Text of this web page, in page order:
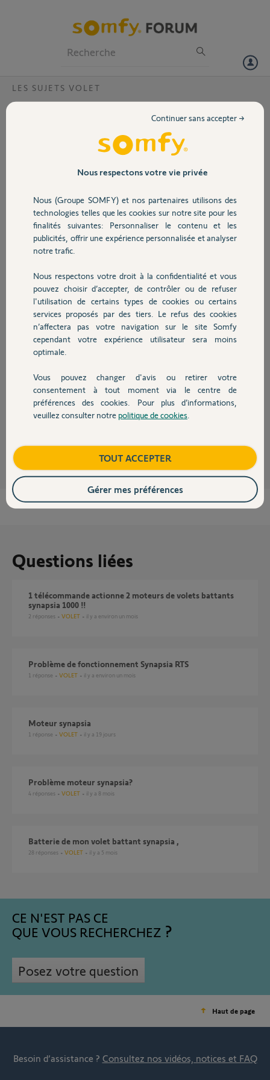
Volet
Sécurité
Domotique
Chauffage
Autres produits
Devis avec un pro
Contact
LES SUJETS VOLET
moteur synapsia ne s'arrete pas ?
J'ai un moteur de volet battant synapsia qui ne s'arrête plus lors que
Tout fonctionnait correctement depuis 6 mois et maintenant ce
françois
il y a plus de 8 ans
Participer au fil de discussion
Réponses
Bonsoir,
butée fermeture, et là que se passe t'il sur le battant droit et sur le gauche
Soyez très précis afin de pouvoir être aidé.
bonne soirée.
Questions liées
1 télécommande actionne 2 moteurs de volets battants
synapsia 1000 !!
2 réponses VOLET il y a environ un mois
Problème de fonctionnement Synapsia RTS
1 réponse VOLET il y a environ un mois
moteur synapsia
1 réponse VOLET il y a 19 jours
Problème moteur synapsia?
4 réponses VOLET il y a 8 mois
batterie de mon volet battant synapsia ,
28 réponses VOLET il y a 5 mois
CE N'EST PAS CE
QUE VOUS RECHERCHEZ
Posez votre question
Haut de page
Besoin d’assistance ? Consultez nos vidéos, notices et FAQ
Nous respectons votre vie privée
Nous (Groupe SOMFY) et nos partenaires utilisons des
technologies telles que les cookies sur notre site pour les
finalités suivantes: Personnaliser le contenu et les
publicités, offrir une expérience personnalisée et analyser
notre trafic.
Nous respectons votre droit à la confidentialité et vous
pouvez choisir d’accepter, de contrôler ou de refuser
l'utilisation de certains types de cookies ou certains
services proposés par des tiers. Le refus des cookies
n’affectera pas votre navigation sur le site Somfy
cependant votre expérience utilisateur sera moins
optimale.
Vous pouvez changer d'avis ou retirer votre
consentement à tout moment via le centre de
préférences des cookies. Pour plus d’informations,
veuillez consulter notre politique de cookies
Continuer sans accepter →
TOUT ACCEPTER
Gérer mes préférences